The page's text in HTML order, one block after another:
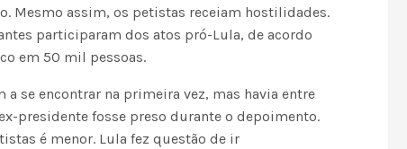
Mesmo assim, os petistas receiam hostilidades.
participaram dos atos pró-Lula, de acordo
em 50 mil pessoas.
a se encontrar na primeira vez, mas havia entre
presidente fosse preso durante o depoimento.
é menor. Lula fez questão de ir